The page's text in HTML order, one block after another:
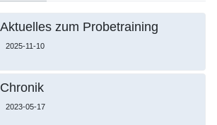
Aktuelles zum Probetraining
2025-11-10
Chronik
2023-05-17